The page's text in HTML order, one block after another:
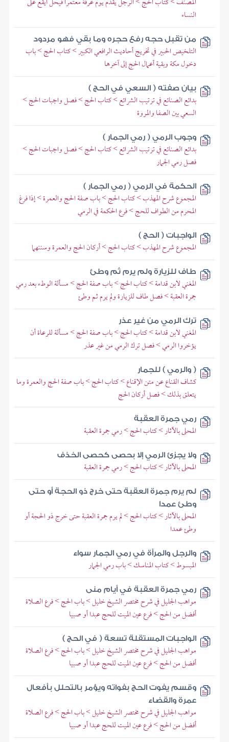
النساء
من تقبل حجه رفع حجره وما بقي فهو مردود
التلخيص الحبير في تخريج أحاديث الرافعي الكبير > كتاب الحج > باب
دخول مكة وبقية أعمال الحج إلى آخرها
بيان صفته ( السعي في الحج )
بدائع الصنائع في ترتيب الشرائع > كتاب الحج > فصل واجبات الحج >
السعي بين الصفا والمروة
وجوب الرمي ( رمي الجمار )
بدائع الصنائع في ترتيب الشرائع > كتاب الحج > فصل واجبات الحج >
فصل رمي الجمار
الحكمة في الرمي ( رمي الجمار )
المجموع شرح المهذب > كتاب الحج > باب صفة الحج والعمرة > إذا فرغ
المحرم من الطواف للحج > فرع الحكمة في الرمي
الواجبات ( الحج )
المجموع شرح المهذب > كتاب الحج > أركان الحج والعمرة وسننهما
طاف للزيارة ولم يرم ثم وطئ
المغني لابن قدامة > كتاب الحج > باب صفة الحج > مسألة الوطء بعد رمي
جمرة العقبة > فصل طاف للزيارة ولم يرم ثم وطئ
ترك الرمي من غير عذر
المغني لابن قدامة > كتاب الحج > باب صفة الحج > مسألة للرعاة أن
يؤخروا الرمي > فصل ترك الرمي من غير عذر
( والرمي ) للجمار
كشاف القناع عن متن الإقناع > كتاب الحج > باب صفة الحج والعمرة وما
يتعلق بذلك > فصل أركان الحج
رمي جمرة العقبة
المحلى بالآثار > كتاب الحج > رمي جمرة العقبة
ولا يجزئ الرمي إلا بحصى كحصى الخذف
المحلى بالآثار > كتاب الحج > رمي جمرة العقبة
لم يرم جمرة العقبة حتى خرج ذو الحجة أو حتى
وطئ عمدا
المحلى بالآثار > كتاب الحج > لم يرم جمرة العقبة حتى خرج ذو الحجة أو
وطئ عمدا
والرجل والمرأة في رمي الجمار سواء
المبسوط > كتاب المناسك > باب رمي الجمار
رمي جمرة العقبة في أيام منى
مواهب الجليل في شرح مختصر الشيخ خليل > باب الحج > فرع الصلاة
أفضل من الحج > فرع عين الميت للحج عبدا أو صبيا
الواجبات المستقلة تسعة ( في الحج )
مواهب الجليل في شرح مختصر الشيخ خليل > باب الحج > فرع الصلاة
أفضل من الحج > فرع عين الميت للحج عبدا أو صبيا
وقسم يفوت الحج بفواته ويؤمر بالتحلل بأفعال
عمرة والقضاء
مواهب الجليل في شرح مختصر الشيخ خليل > باب الحج > فرع الصلاة
أفضل من الحج > فرع عين الميت للحج عبدا أو صبيا